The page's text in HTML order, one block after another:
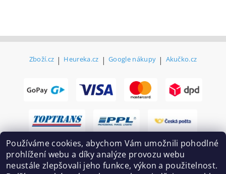
Zboží.cz | Heureka.cz | Google nákupy | Akučko.cz
Používáme cookies, abychom Vám umožnili pohodlné
prohlížení webu a díky analýze provozu webu
neustále zlepšovali jeho funkce, výkon a použitelnost.